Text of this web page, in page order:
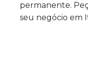
permanente.
seu negócio em